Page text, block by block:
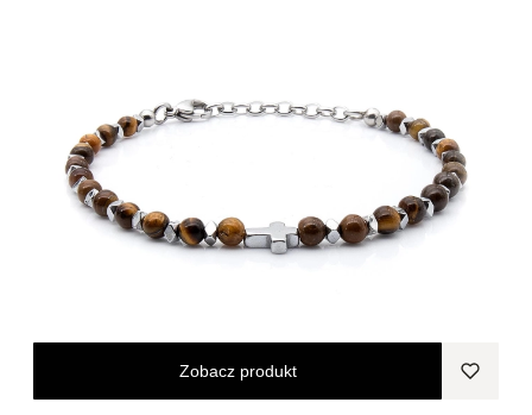
Zobacz produkt